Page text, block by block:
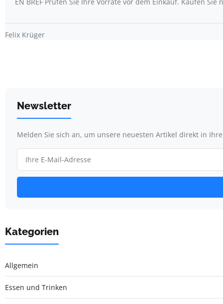
EN BREF Prüfen Sie Ihre Vorräte vor dem Einkauf. Kaufen
Felix Krüger
Newsletter
Melden Sie sich an, um unsere neuesten Artikel direkt in
Kategorien
Allgemein
Essen und Trinken